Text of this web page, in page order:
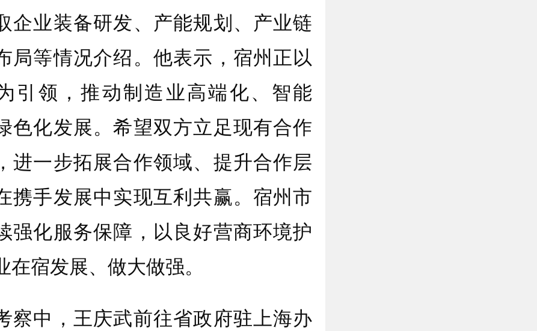
企业装备研发、产能规划、产业链
局等情况介绍。他表示，宿州正以
引领，推动制造业高端化、智能
色化发展。希望双方立足现有合作
进一步拓展合作领域、提升合作层
携手发展中实现互利共赢。宿州市
强化服务保障，以良好营商环境护
在宿发展、做大做强。
中，王庆武前往省政府驻上海办